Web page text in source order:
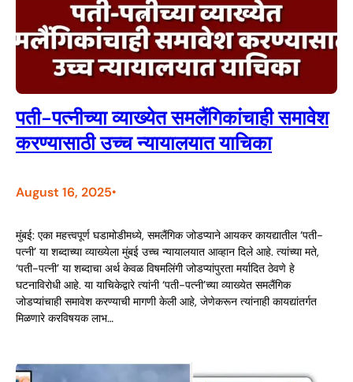
पती-पत्नीच्या व्याख्येत समलैंगिकांचाही समावेश
करण्यासाठी उच्च न्यायालयात याचिका
August 16, 2025•
मुंबई: एका महत्त्वपूर्ण घडामोडीमध्ये, समलैंगिक जोडप्याने आयकर कायद्यातील ‘पती-
पत्नी’ या शब्दाच्या व्याख्येला मुंबई उच्च न्यायालयात आव्हान दिले आहे. त्यांच्या मते,
‘पती-पत्नी’ या शब्दाचा अर्थ केवळ विषमलिंगी जोडप्यांपुरता मर्यादित ठेवणे हे
घटनाविरोधी आहे. या याचिकेद्वारे त्यांनी ‘पती-पत्नी’च्या व्याख्येत समलैंगिक
जोडप्यांचाही समावेश करण्याची मागणी केली आहे, जेणेकरून त्यांनाही कायद्यांतर्गत
मिळणारे करविषयक लाभ…